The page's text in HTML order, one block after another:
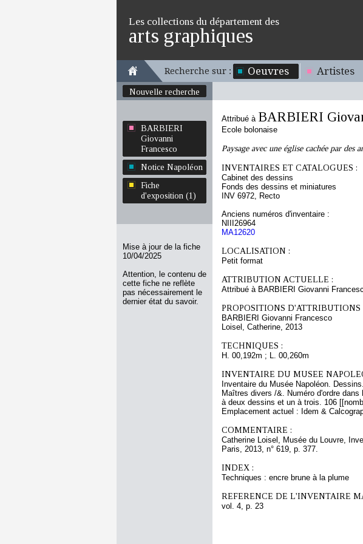
Les collections du département des
arts graphiques
Recherche sur : Oeuvres Artistes
Nouvelle recherche
BARBIERI
Giovanni
Francesco
Notice Napoléon
Fiche
d'exposition (1)
Mise à jour de la fiche
10/04/2025
Attention, le contenu de
cette fiche ne reflète
pas nécessairement le
dernier état du savoir.
Attribué à BARBIERI
Ecole bolonaise
Paysage avec une église cachée par des
INVENTAIRES ET CATALOGUES :
Cabinet des dessins
Fonds des dessins et miniatures
INV 6972, Recto
Anciens numéros d'inventaire :
NIII26964
MA12620
LOCALISATION :
Petit format
ATTRIBUTION ACTUELLE :
Attribué à BARBIERI Giovanni
PROPOSITIONS D'ATTRIBUTIONS
BARBIERI Giovanni Francesco
Loisel, Catherine, 2013
TECHNIQUES :
H. 00,192m ; L. 00,260m
INVENTAIRE DU MUSEE
Inventaire du Musée Napoléon.
Maîtres divers /&. Numéro d'ordre
à deux dessins et un à trois. 106
Emplacement actuel : Idem &
COMMENTAIRE :
Catherine Loisel, Musée du Louvre,
Paris, 2013, n° 619, p. 377.
INDEX :
Techniques : encre brune à la plume
REFERENCE DE L'INVENTAIRE
vol. 4, p. 23